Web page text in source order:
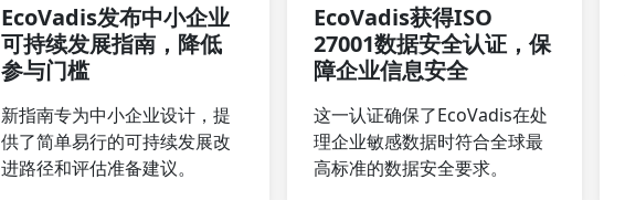
EcoVadis发布中小企业
可持续发展指南，降低
参与门槛
新指南专为中小企业设计，提
供了简单易行的可持续发展改
进路径和评估准备建议。
EcoVadis获得ISO
27001数据安全认证，保
障企业信息安全
这一认证确保了EcoVadis在处
理企业敏感数据时符合全球最
高标准的数据安全要求。